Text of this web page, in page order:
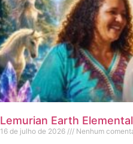
Lemurian Earth
16 de julho de 2026 Nenhum